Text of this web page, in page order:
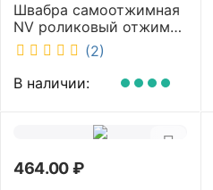
Швабра самоотжимная
NV роликовый отжим
насадка PVA 27 см
телескопическая
рукоятка 70-125 см NV-
SM2712
(2)
В наличии:
464.00₽